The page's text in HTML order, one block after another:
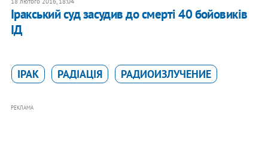
Іракський суд засудив до смерті 40 бойовиків
ІД
ІРАК РАДІАЦІЯ РАДИОИЗЛУЧЕНИЕ
РЕКЛАМА